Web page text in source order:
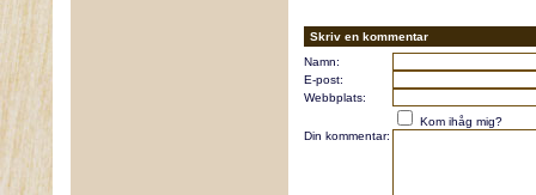
Skriv en kommentar
Namn:
E-post:
Webbplats:
Kom ihåg mig?
Din kommentar: